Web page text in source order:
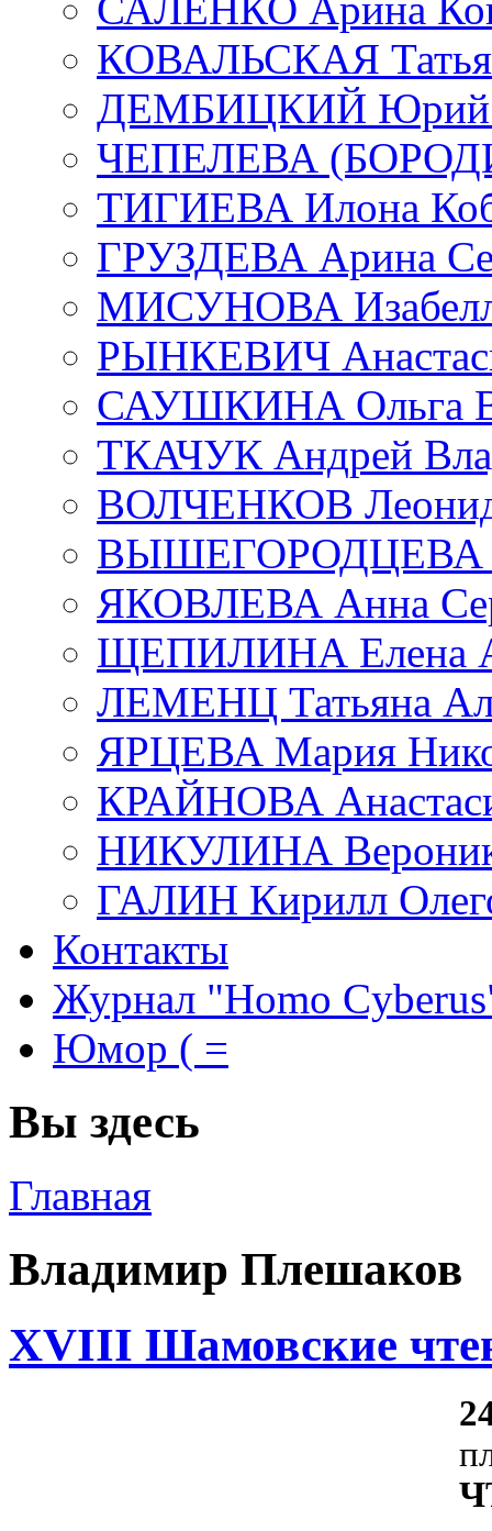
САЛЕНКО Арина
КОВАЛЬСКАЯ
ДЕМБИЦКИЙ Юрий
ЧЕПЕЛЕВА
ТИГИЕВА Илона
ГРУЗДЕВА Арина
МИСУНОВА
РЫНКЕВИЧ
САУШКИНА Ольга
ТКАЧУК Андрей
ВОЛЧЕНКОВ Леонид
ВЫШЕГОРОДЦЕВА
ЯКОВЛЕВА Анна
ЩЕПИЛИНА Елена
ЛЕМЕНЦ Татьяна
ЯРЦЕВА Мария
КРАЙНОВА
НИКУЛИНА
ГАЛИН Кирилл
Контакты
Журнал "Homo
Юмор ( =
Вы здесь
Главная
Владимир Плешаков
XVIII Шамовские